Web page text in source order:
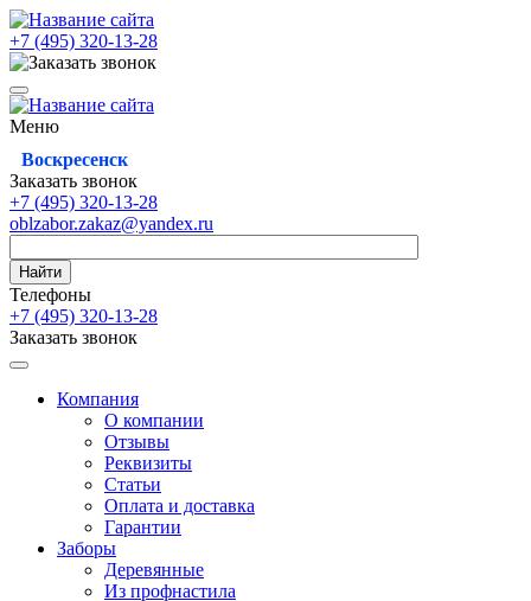
+7 (495) 320-13-28
Меню
Воскресенск
Заказать звонок
+7 (495) 320-13-28
oblzabor.zakaz@yandex.ru
Найти
Телефоны
+7 (495) 320-13-28
Заказать звонок
Компания
О компании
Отзывы
Реквизиты
Статьи
Оплата и доставка
Гарантии
Заборы
Деревянные
Из профнастила